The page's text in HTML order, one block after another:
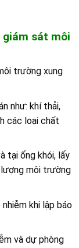
giám sát môi
trường xung
như: khí thải,
các loại chất
tại ống khói, lấy
môi trường
khi lập báo
và dự phòng